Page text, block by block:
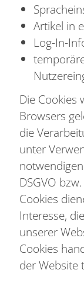
Artikel in
Log-In-
Die Cookies
Browsers
die
unter
DSGVO
Cookies
Interesse,
unserer
Cookies
der Website